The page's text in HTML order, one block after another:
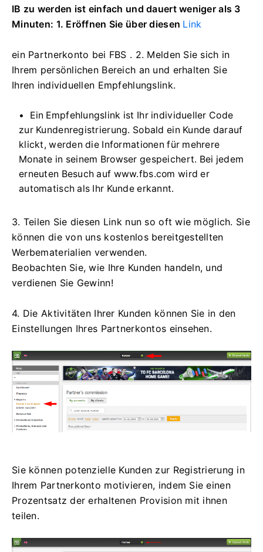
IB zu werden ist einfach und dauert weniger als 3
Minuten: 1. Eröffnen Sie über diesen Link
ein Partnerkonto bei FBS . 2. Melden Sie sich in
Ihrem persönlichen Bereich an und erhalten Sie
Ihren individuellen Empfehlungslink.
Ein Empfehlungslink ist Ihr individueller Code
zur Kundenregistrierung. Sobald ein Kunde darauf
klickt, werden die Informationen für mehrere
Monate in seinem Browser gespeichert. Bei jedem
erneuten Besuch auf www.fbs.com wird er
automatisch als Ihr Kunde erkannt.
3. Teilen Sie diesen Link nun so oft wie möglich. Sie
können die von uns kostenlos bereitgestellten
Werbematerialien verwenden.
Beobachten Sie, wie Ihre Kunden handeln, und
verdienen Sie Gewinn!
4. Die Aktivitäten Ihrer Kunden können Sie in den
Einstellungen Ihres Partnerkontos einsehen.
Sie können potenzielle Kunden zur Registrierung in
Ihrem Partnerkonto motivieren, indem Sie einen
Prozentsatz der erhaltenen Provision mit ihnen
teilen.